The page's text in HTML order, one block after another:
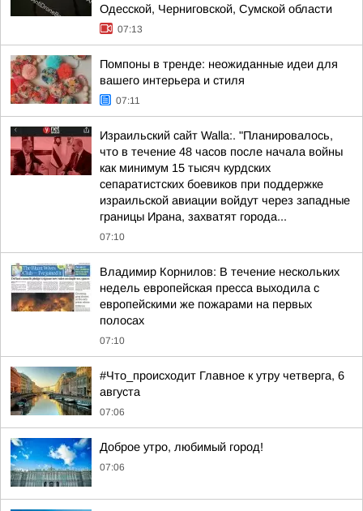
Одесской, Черниговской, Сумской области
07:13
Помпоны в тренде: неожиданные идеи для
вашего интерьера и стиля
07:11
Израильский сайт Walla:. "Планировалось,
что в течение 48 часов после начала войны
как минимум 15 тысяч курдских
сепаратистских боевиков при поддержке
израильской авиации войдут через западные
границы Ирана, захватят города...
07:10
Владимир Корнилов: В течение нескольких
недель европейская пресса выходила с
европейскими же пожарами на первых
полосах
07:10
#Что_происходит Главное к утру четверга, 6
августа
07:06
Доброе утро, любимый город!
07:06